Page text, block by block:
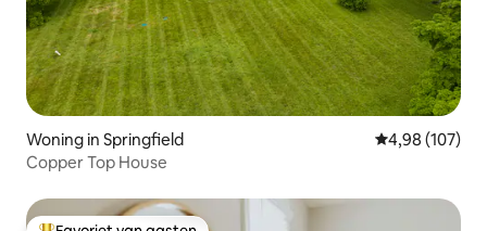
Woning in Springfield Gemiddelde
4,98 (107)
Copper Top House